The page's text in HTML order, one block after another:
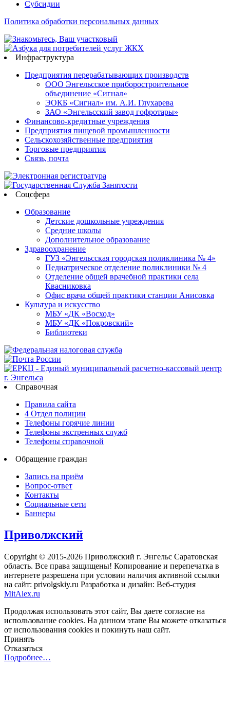
Субсидии
Политика обработки персональных данных
Инфраструктура
Предприятия перерабатывающих производств
ООО Энгельсское приборостроительное
объединение «Сигнал»
ЭОКБ «Сигнал» им. А.И. Глухарева
ЗАО «Энгельсский завод гофротары»
Финансово-кредитные учреждения
Предприятия пищевой промышленности
Сельскохозяйственные предприятия
Торговые предприятия
Связь, почта
Соцсфера
Образование
Детские дошкольные учреждения
Средние школы
Дополнительное образование
Здравоохранение
ГУЗ «Энгельсская городская поликлиника № 4»
Педиатрическое отделение поликлиники № 4
Отделение общей врачебной практики села
Квасниковка
Офис врача общей практики станции Анисовка
Культура и искусство
МБУ «ДК «Восход»
МБУ «ДК «Покровский»
Библиотеки
Справочная
Правила сайта
4 Отдел полиции
Телефоны горячие линии
Телефоны экстренных служб
Телефоны справочной
Обращение граждан
Запись на приём
Вопрос-ответ
Контакты
Социальные сети
Баннеры
Приволжский
Copyright © 2015-2026 Приволжский г. Энгельс Саратовская
область. Все права защищены! Копирование и перепечатка в
интернете разрешена при условии наличия активной ссылки
на сайт: privolgskiy.ru Разработка и дизайн: Веб-студия
MitAlex.ru
Продолжая использовать этот сайт, Вы даете согласие на
использование cookies. На данном этапе Вы можете отказаться
от использования cookies и покинуть наш сайт.
Принять
Отказаться
Подробнее…